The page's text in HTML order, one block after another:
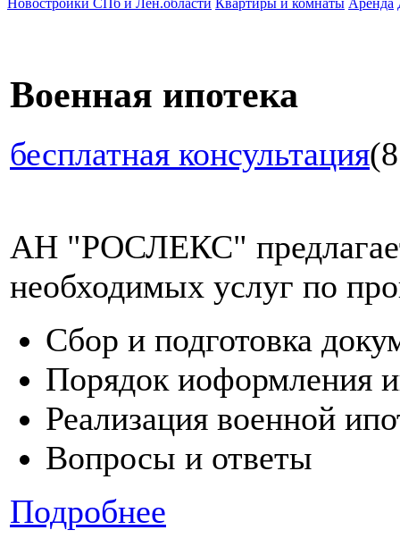
Военная ипотека
бесплатная консультация
АН "РОСЛЕКС"
необходимых услуг по
Сбор и подготовка
Порядок иоформления
Реализация военной
Вопросы и ответы
Подробнее